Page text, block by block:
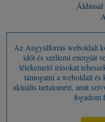
Áldással
Az Angyalforrás weboldalt
időt és szellemi energiát
lélekemelő írásokat
támogatni a weboldalt és
aktuális tartalomért, amit
fogadom